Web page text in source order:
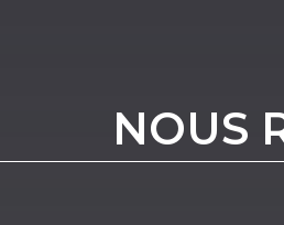
NOUS